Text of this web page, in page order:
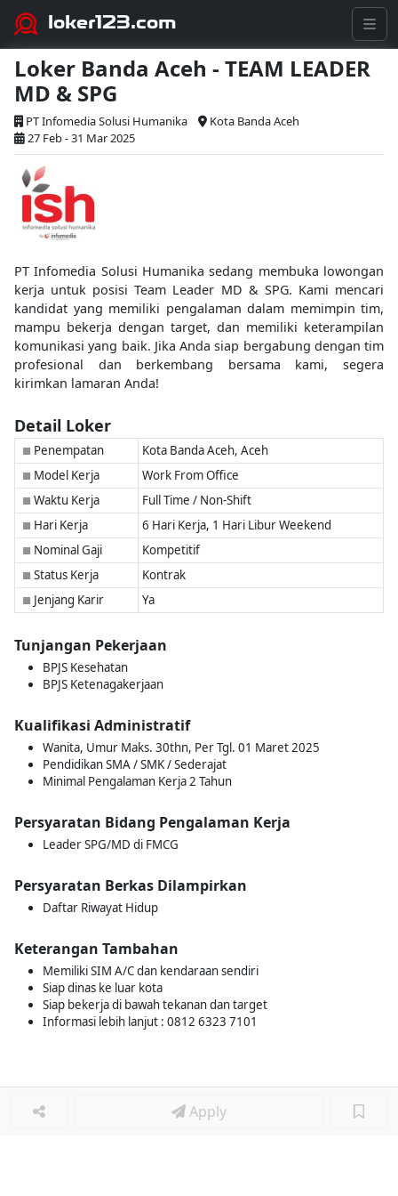
loker123.com
Loker Banda Aceh - TEAM LEADER
MD & SPG
PT Infomedia Solusi Humanika
Kota Banda Aceh
27 Feb - 31 Mar 2025
PT Infomedia Solusi Humanika sedang membuka lowongan
kerja untuk posisi Team Leader MD & SPG. Kami mencari
kandidat yang memiliki pengalaman dalam memimpin tim,
mampu bekerja dengan target, dan memiliki keterampilan
komunikasi yang baik. Jika Anda siap bergabung dengan tim
profesional dan berkembang bersama kami, segera
kirimkan lamaran Anda!
Detail Loker
■ Penempatan Kota Banda Aceh, Aceh
■ Model Kerja Work From Office
■ Waktu Kerja Full Time / Non-Shift
■ Hari Kerja 6 Hari Kerja, 1 Hari Libur Weekend
■ Nominal Gaji Kompetitif
■ Status Kerja Kontrak
■ Jenjang Karir Ya
Tunjangan Pekerjaan
BPJS Kesehatan
BPJS Ketenagakerjaan
Kualifikasi Administratif
Wanita, Umur Maks. 30thn, Per Tgl. 01 Maret 2025
Pendidikan SMA / SMK / Sederajat
Minimal Pengalaman Kerja 2 Tahun
Persyaratan Bidang Pengalaman Kerja
Leader SPG/MD di FMCG
Persyaratan Berkas Dilampirkan
Daftar Riwayat Hidup
Keterangan Tambahan
Memiliki SIM A/C dan kendaraan sendiri
Siap dinas ke luar kota
Siap bekerja di bawah tekanan dan target
Informasi lebih lanjut : 0812 6323 7101
Apply